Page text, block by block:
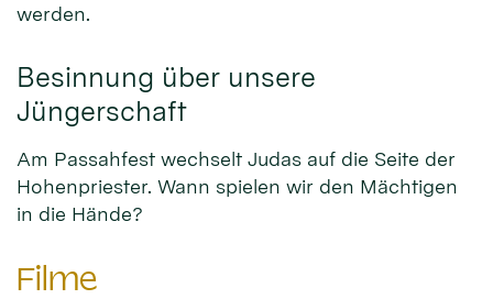
werden.
Besinnung über unsere
Jüngerschaft
Am Passahfest wechselt Judas auf die Seite der
Hohenpriester. Wann spielen wir den Mächtigen
in die Hände?
Filme